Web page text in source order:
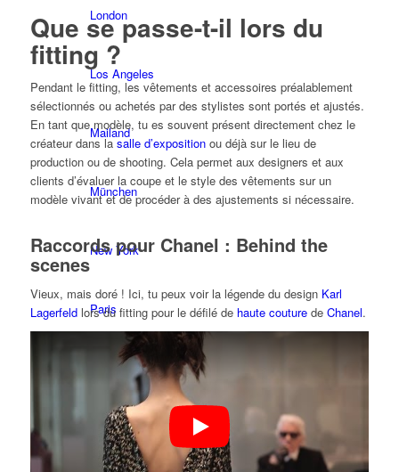
London
Los Angeles
Mailand
München
New York
Paris
Défilé de mode
Emplois & carrière
Que se passe-t-il lors du
fitting ?
Pendant le fitting, les vêtements et accessoires préalablement
sélectionnés ou achetés par des stylistes sont portés et ajustés.
En tant que modèle, tu es souvent présent directement chez le
créateur dans lasalle d’expositionou déjà sur le lieu de
production ou de shooting. Cela permet aux designers et aux
clients d’évaluer la coupe et le style des vêtements sur un
modèle vivant et de procéder à des ajustements si nécessaire.
Raccords pour Chanel : Behind the
scenes
Vieux, mais doré ! Ici, tu peux voir la légende du design Karl
Lagerfeldlors du fitting pour le défilé de haute couturede Chanel.